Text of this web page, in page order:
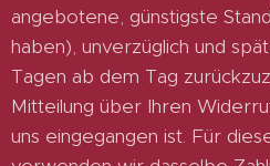
angebotene, günstigste
haben), unverzüglich und
Tagen ab dem Tag
Mitteilung über Ihren
uns eingegangen ist. Für